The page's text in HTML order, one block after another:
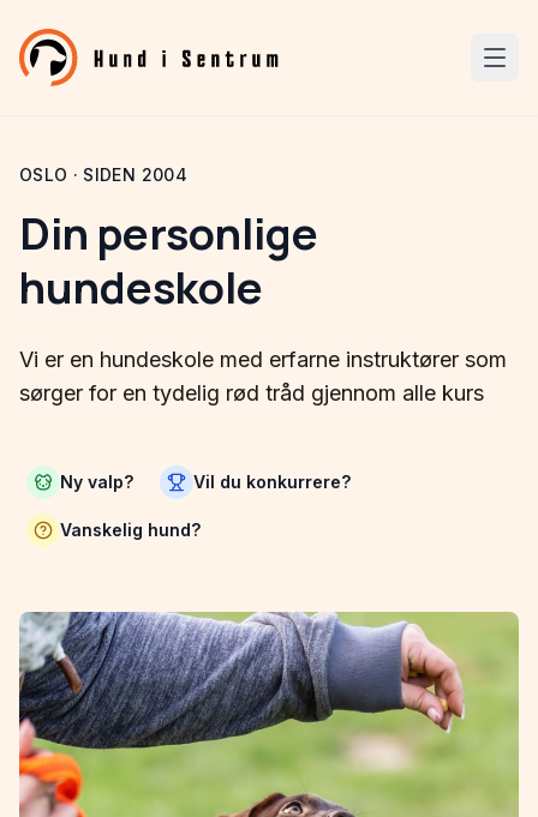
OSLO · SIDEN 2004
Din personlige
hundeskole
Vi er en hundeskole med erfarne instruktører som
sørger for en tydelig rød tråd gjennom alle kurs
Ny valp? Vil du konkurrere?
Vanskelig hund?